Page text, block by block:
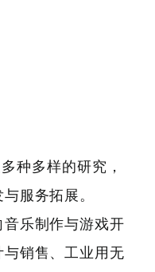
种多样的研究，
服务拓展。
乐制作与游戏开
销售、工业用无